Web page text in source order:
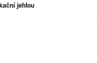
jehlou